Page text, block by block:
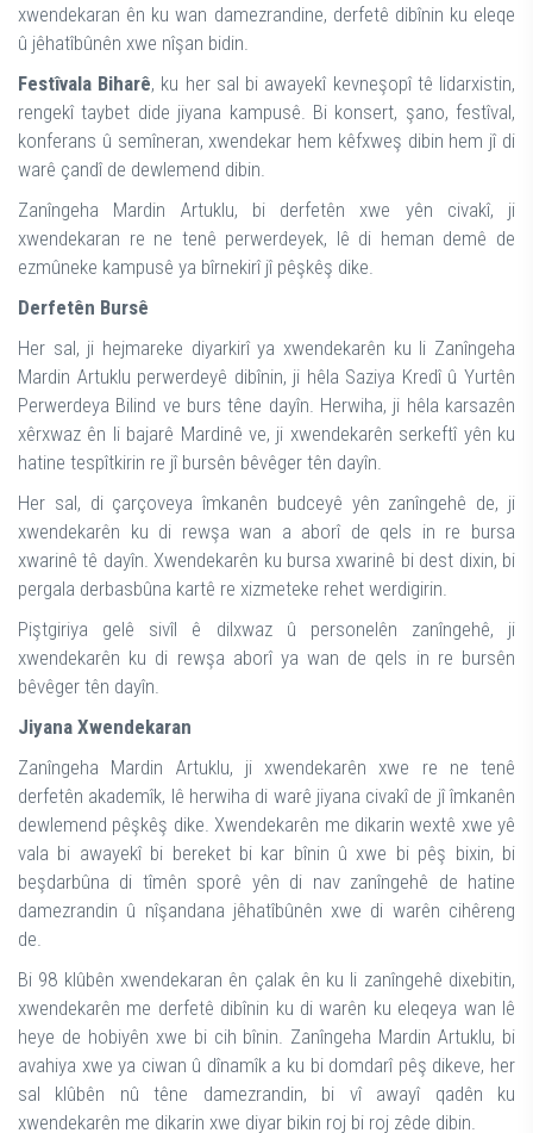
xwendekaran ên ku wan damezrandine, derfetê dibînin ku eleqe
û jêhatîbûnên xwe nîşan bidin.
Festîvala Biharê, ku her sal bi awayekî kevneşopî tê lidarxistin,
rengekî taybet dide jiyana kampusê. Bi konsert, şano, festîval,
konferans û semîneran, xwendekar hem kêfxweş dibin hem jî di
warê çandî de dewlemend dibin.
Zanîngeha Mardin Artuklu, bi derfetên xwe yên civakî, ji
xwendekaran re ne tenê perwerdeyek, lê di heman demê de
ezmûneke kampusê ya bîrnekirî jî pêşkêş dike.
Derfetên Bursê
Her sal, ji hejmareke diyarkirî ya xwendekarên ku li Zanîngeha
Mardin Artuklu perwerdeyê dibînin, ji hêla Saziya Kredî û Yurtên
Perwerdeya Bilind ve burs têne dayîn. Herwiha, ji hêla karsazên
xêrxwaz ên li bajarê Mardinê ve, ji xwendekarên serkeftî yên ku
hatine tespîtkirin re jî bursên bêvêger tên dayîn.
Her sal, di çarçoveya îmkanên budceyê yên zanîngehê de, ji
xwendekarên ku di rewşa wan a aborî de qels in re bursa
xwarinê tê dayîn. Xwendekarên ku bursa xwarinê bi dest dixin, bi
pergala derbasbûna kartê re xizmeteke rehet werdigirin.
Piştgiriya gelê sivîl ê dilxwaz û personelên zanîngehê, ji
xwendekarên ku di rewşa aborî ya wan de qels in re bursên
bêvêger tên dayîn.
Jiyana Xwendekaran
Zanîngeha Mardin Artuklu, ji xwendekarên xwe re ne tenê
derfetên akademîk, lê herwiha di warê jiyana civakî de jî îmkanên
dewlemend pêşkêş dike. Xwendekarên me dikarin wextê xwe yê
vala bi awayekî bi bereket bi kar bînin û xwe bi pêş bixin, bi
beşdarbûna di tîmên sporê yên di nav zanîngehê de hatine
damezrandin û nîşandana jêhatîbûnên xwe di warên cihêreng
de.
Bi 98 klûbên xwendekaran ên çalak ên ku li zanîngehê dixebitin,
xwendekarên me derfetê dibînin ku di warên ku eleqeya wan lê
heye de hobiyên xwe bi cih bînin. Zanîngeha Mardin Artuklu, bi
avahiya xwe ya ciwan û dînamîk a ku bi domdarî pêş dikeve, her
sal klûbên nû têne damezrandin, bi vî awayî qadên ku
xwendekarên me dikarin xwe diyar bikin roj bi roj zêde dibin.